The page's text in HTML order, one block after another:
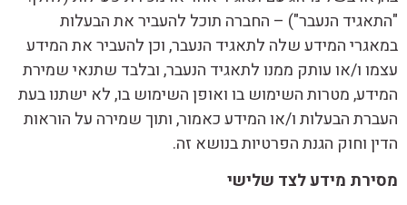
"התאגיד הנעבר") – החברה תוכל להעביר את הבעלות
במאגרי המידע שלה לתאגיד הנעבר, וכן להעביר את המידע
עצמו ו/או עותק ממנו לתאגיד הנעבר, ובלבד שתנאי שמירת
המידע, מטרות השימוש בו ואופן השימוש בו, לא ישתנו בעת
העברת הבעלות ו/או המידע כאמור, ותוך שמירה על הוראות
הדין וחוק הגנת הפרטיות בנושא זה.
מסירת מידע לצד שלישי